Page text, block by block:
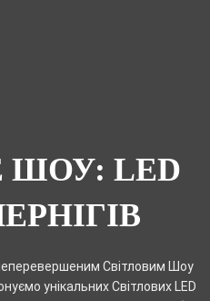
ШОУ: LED
Світловим Шоу
унікальних Світлових LED